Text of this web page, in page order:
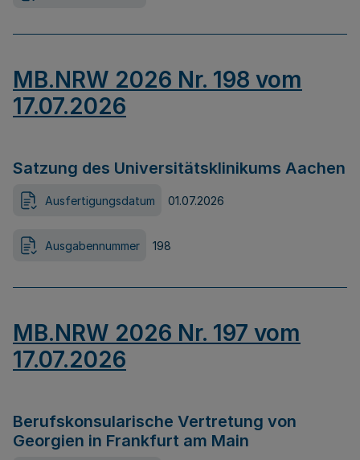
MB.NRW 2026 Nr. 198 vom
17.07.2026
Satzung des Universitätsklinikums Aachen
Ausfertigungsdatum 01.07.2026
Ausgabennummer 198
MB.NRW 2026 Nr. 197 vom
17.07.2026
Berufskonsularische Vertretung von
Georgien in Frankfurt am Main